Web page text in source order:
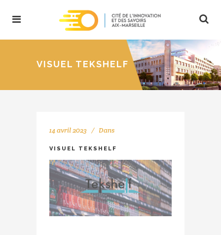
VISUEL TEKSHELF
14 avril 2023 Dans
VISUEL TEKSHELF